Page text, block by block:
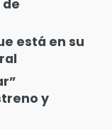
está en su
y